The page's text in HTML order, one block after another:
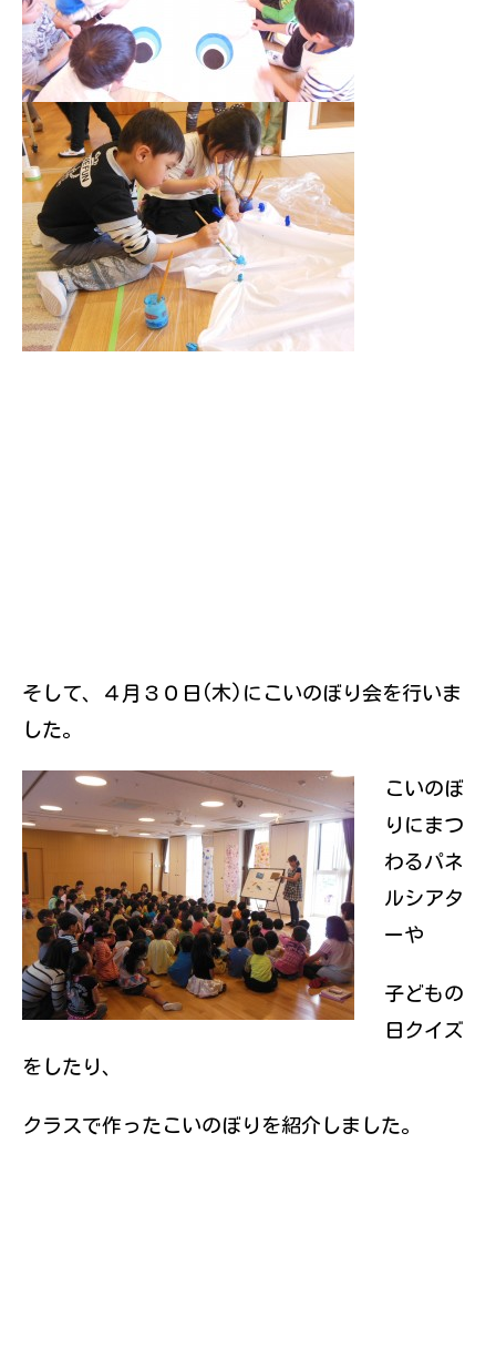
そして、４月３０日(木)にこいのぼり会を行いま
した。
こいのぼ
りにまつ
わるパネ
ルシアタ
ーや
子どもの
日クイズ
をしたり、
クラスで作ったこいのぼりを紹介しました。